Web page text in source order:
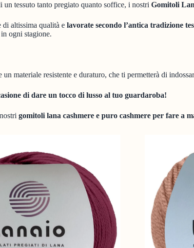
un tessuto tanto pregiato quanto soffice, i nostriGomitoli
di altissima qualità elavorate secondo l’antica tradizione
ogni stagione.
un materiale resistente e duraturo, che ti permetterà di
di dare un tocco di lusso al tuo guardaroba!
gomitoli lana cashmere e puro cashmere per fare a